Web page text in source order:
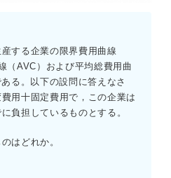
する企業の限界費用曲線
（AVC）および平均総費用曲
る。以下の設問に答えなさ
用十固定費用で，この企業は
負担しているものとする。
はどれか。